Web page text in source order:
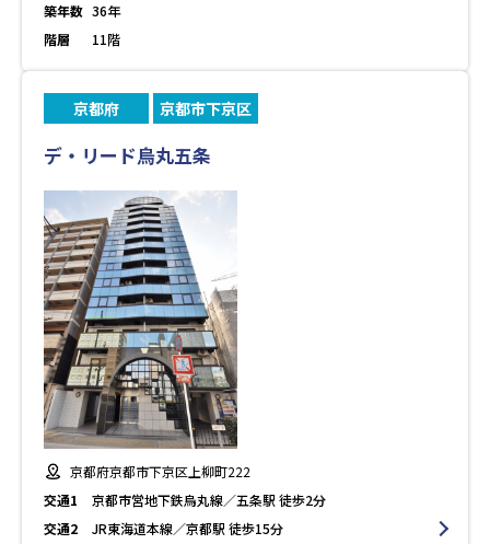
築年数 36年
階層
11階
京都府 京都市下京区
デ・リード烏丸五条
京都府京都市下京区上柳町222
交通1
京都市営地下鉄烏丸線／五条駅 徒歩2分
交通2
JR東海道本線／京都駅 徒歩15分